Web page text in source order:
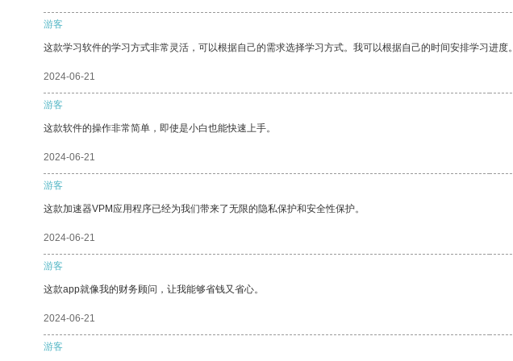
游客
这款学习软件的学习方式非常灵活，可以根据自己的需求选择学习方式。我可以根据自己的时间安排学习进度。
2024-06-21
游客
这款软件的操作非常简单，即使是小白也能快速上手。
2024-06-21
游客
这款加速器VPM应用程序已经为我们带来了无限的隐私保护和安全性保护。
2024-06-21
游客
这款app就像我的财务顾问，让我能够省钱又省心。
2024-06-21
游客